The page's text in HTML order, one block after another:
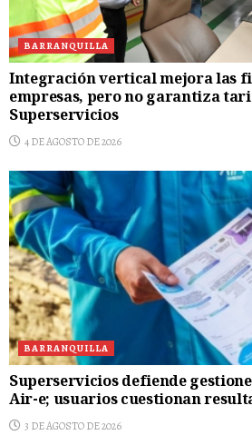
BARRANQUILLA
Integración vertical mejora las
empresas, pero no garantiza
Superservicios
4 DE AGOSTO DE 2026
BARRANQUILLA
Superservicios defiende
Air-e; usuarios cuestionan
3 DE AGOSTO DE 2026